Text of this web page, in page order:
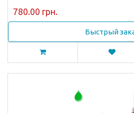
780.00 грн.
Быстрый